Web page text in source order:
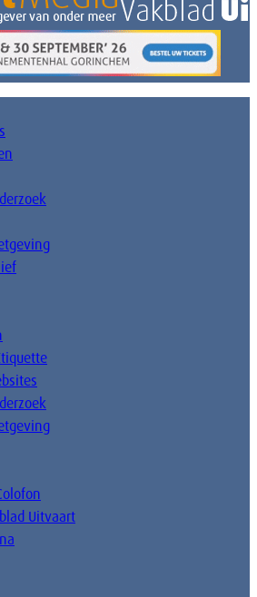
Uitvaart